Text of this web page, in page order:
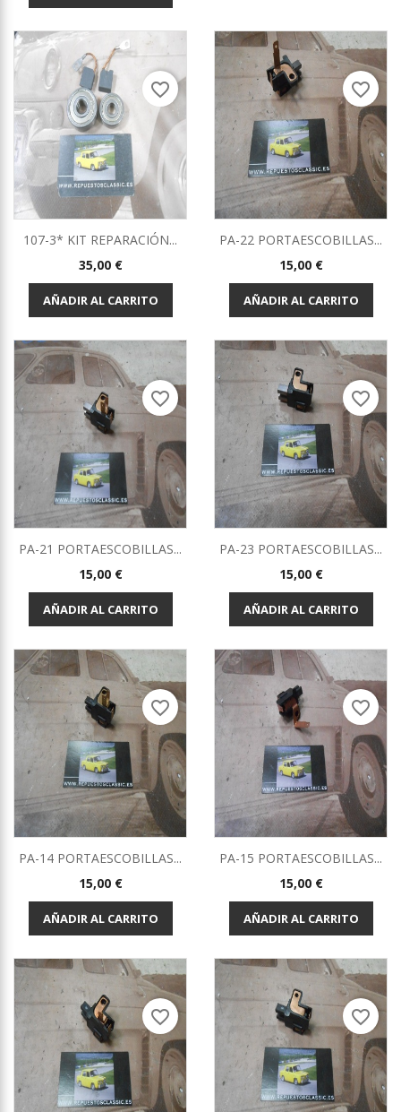
107-3* KIT REPARACIÓN...
Precio
35,00 €
AÑADIR AL CARRITO
favorite_border
PA-22 PORTAESCOBILLAS...
Precio
15,00 €
AÑADIR AL CARRITO
favorite_border
PA-21 PORTAESCOBILLAS...
Precio
15,00 €
AÑADIR AL CARRITO
favorite_border
PA-23 PORTAESCOBILLAS...
Precio
15,00 €
AÑADIR AL CARRITO
favorite_border
PA-14 PORTAESCOBILLAS...
Precio
15,00 €
AÑADIR AL CARRITO
favorite_border
PA-15 PORTAESCOBILLAS...
Precio
15,00 €
AÑADIR AL CARRITO
favorite_border
favorite_border favorite_border